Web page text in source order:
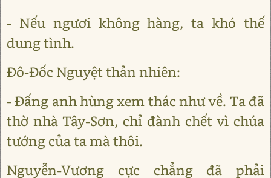
- Nếu ngươi không hàng, ta khó thế
dung tình.
Đô-Đốc Nguyệt thản nhiên:
- Đấng anh hùng xem thác như về. Ta đã
thờ nhà Tây-Sơn, chỉ đành chết vì chúa
tướng của ta mà thôi.
Nguyễn-Vương cực chẳng đã phải